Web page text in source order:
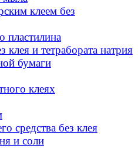
клеем без
пластилина
клея и тетрабората натрия
бумаги
клеях
средства без клея
и соли